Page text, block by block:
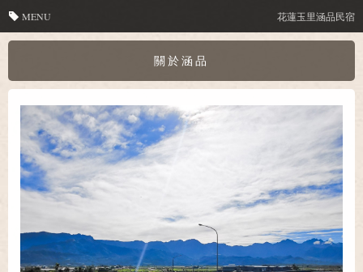
關於涵品
MENU 花蓮玉里涵品民宿